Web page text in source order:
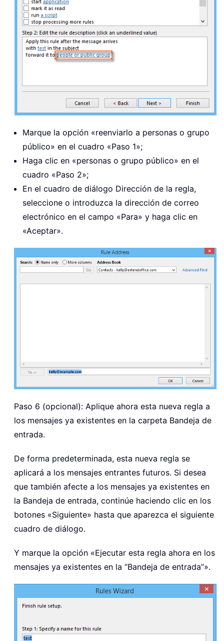
Marque la opción «reenviarlo a personas o grupo
público» en el cuadro «Paso 1»;
Haga clic en «personas o grupo público» en el
cuadro «Paso 2»;
En el cuadro de diálogo Dirección de la regla,
seleccione o introduzca la dirección de correo
electrónico en el campo «Para» y haga clic en
«Aceptar».
Paso 6 (opcional): Aplique ahora esta nueva regla a
los mensajes ya existentes en la carpeta Bandeja de
entrada.
De forma predeterminada, esta nueva regla se
aplicará a los mensajes entrantes futuros. Si desea
que también afecte a los mensajes ya existentes en
la Bandeja de entrada, continúe haciendo clic en los
botones «Siguiente» hasta que aparezca el siguiente
cuadro de diálogo.
Y marque la opción «Ejecutar esta regla ahora en los
mensajes ya existentes en la “Bandeja de entrada”».